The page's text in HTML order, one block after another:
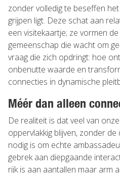
zonder volledig te beseffen
grijpen ligt. Deze schat aan
een visitekaartje; ze vormen
gemeenschap die wacht om
vraag die zich opdringt: hoe
onbenutte waarde en
connecties in dynamische
Méér dan alleen
De realiteit is dat veel van
oppervlakkig blijven, zonder
nodig is om echte
gebrek aan diepgaande
rijk is aan aantallen maar arm